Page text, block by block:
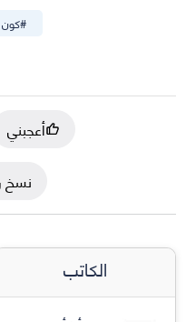
#كون
أعجبني
نسخ
الكاتب